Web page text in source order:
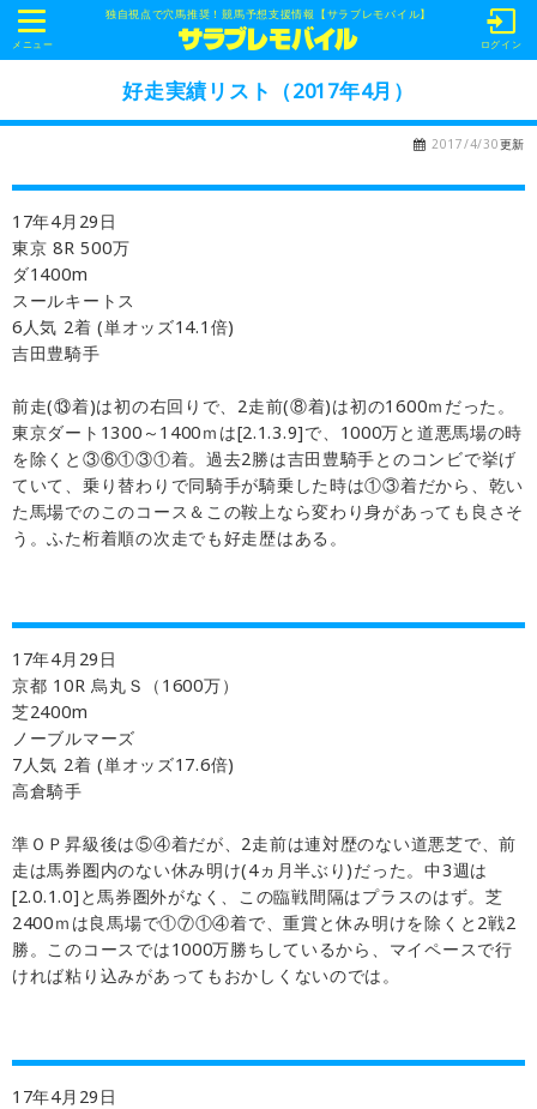
独自視点で穴馬推奨！競馬予想支援情報【サラブレモバイル】
t
o
g
e
i
a
t
i
o
n
メニュー ログイン
好走実績リスト（2017年4月）
2017/4/30更新
17年4月29日
東京 8R 500万
ダ1400m
スールキートス
6人気 2着 (単オッズ14.1倍)
吉田豊騎手
前走(⑬着)は初の右回りで、2走前(⑧着)は初の1600ｍだった。
東京ダート1300～1400ｍは[2.1.3.9]で、1000万と道悪馬場の時
を除くと③⑥①③①着。過去2勝は吉田豊騎手とのコンビで挙げ
ていて、乗り替わりで同騎手が騎乗した時は①③着だから、乾い
た馬場でのこのコース＆この鞍上なら変わり身があっても良さそ
う。ふた桁着順の次走でも好走歴はある。
17年4月29日
京都 10R 烏丸Ｓ（1600万）
芝2400m
ノーブルマーズ
7人気 2着 (単オッズ17.6倍)
高倉騎手
準ＯＰ昇級後は⑤④着だが、2走前は連対歴のない道悪芝で、前
走は馬券圏内のない休み明け(4ヵ月半ぶり)だった。中3週は
[2.0.1.0]と馬券圏外がなく、この臨戦間隔はプラスのはず。芝
2400ｍは良馬場で①⑦①④着で、重賞と休み明けを除くと2戦2
勝。このコースでは1000万勝ちしているから、マイペースで行
ければ粘り込みがあってもおかしくないのでは。
17年4月29日